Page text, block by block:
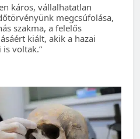
káros, vállalhatatlan
megcsúfolása,
szakma, a felelős
kiált, akik a hazai
voltak.”